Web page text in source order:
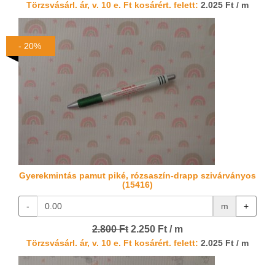
Törzsvásárl. ár, v. 10 e. Ft kosárért. felett: 2.025 Ft / m
Gyerekmintás pamut piké, rózsaszín-drapp szivárványos
(15416)
- m +
2.800 Ft 2.250 Ft / m
Törzsvásárl. ár, v. 10 e. Ft kosárért. felett: 2.025 Ft / m
- 20%